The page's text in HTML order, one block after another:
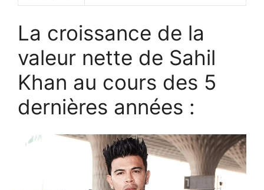
La croissance de la
valeur nette de Sahil
Khan au cours des 5
dernières années :